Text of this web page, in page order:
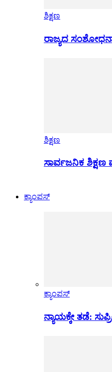
ಶಿಕ್ಷಣ
ರಾಜ್ಯದ
ಶಿಕ್ಷಣ
ಸಾರ್ವಜನಿಕ ಶಿಕ್ಷಣ
ಕ್ಯಾಂಪಸ್
ಕ್ಯಾಂಪಸ್
ನ್ಯಾಯಕ್ಕೇ ತಡೆ: